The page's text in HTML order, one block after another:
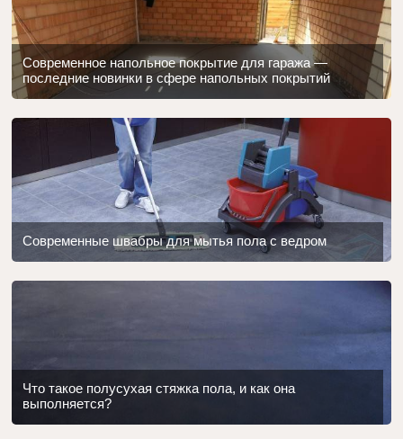
Современное напольное покрытие для гаража —
последние новинки в сфере напольных покрытий
Современные швабры для мытья пола с ведром
Что такое полусухая стяжка пола, и как она
выполняется?